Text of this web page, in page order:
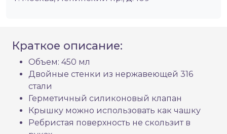
Краткое описание:
Объем: 450 мл
Двойные стенки из нержавеющей 316
стали
Герметичный силиконовый клапан
Крышку можно использовать как чашку
Ребристая поверхность не скользит в